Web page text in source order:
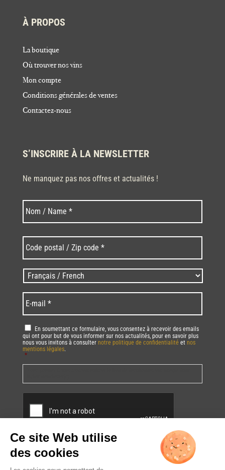
À PROPOS
La boutique
Où trouver nos vins
Mon compte
Conditions générales de ventes
Contactez-nous
S’INSCRIRE À LA NEWSLETTER
Ne manquez pas nos offres et actualités !
Nom * Nom
postal
/
Zip
code
* *
Langues
/
Language *
mail *
RGPD *
En soumettant ce formulaire, vous consentez à recevoir des emails
qui ont pour but de vous informer sur nos actualités, pour en savoir plus
nous vous invitons à consulter notre politique de confidentialité et nos
mentions légales.
*